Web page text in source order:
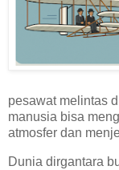
pesawat melintas
manusia bisa
atmosfer dan
Dunia dirgantara